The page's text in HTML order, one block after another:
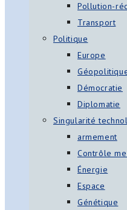
Pollution-
Transport
Politique
Europe
Démocratie
Diplomatie
Singularité
armement
Contrôle
Énergie
Espace
Génétique